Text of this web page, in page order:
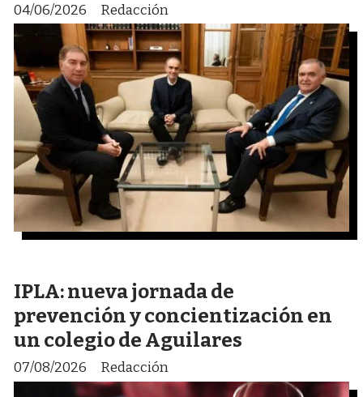
Redacción
04/06/2026
IPLA: nueva jornada de
prevención y concientización en
un colegio de Aguilares
Redacción
07/08/2026